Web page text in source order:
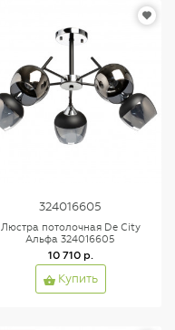
324016605
Люстра потолочная De City
Альфа 324016605
10 710 р.
Купить